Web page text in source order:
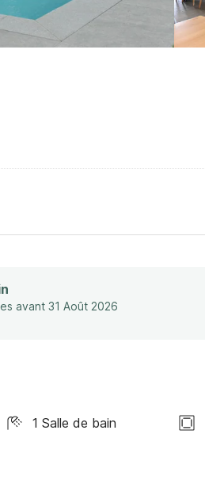
avant 31 Août 2026
1 Salle de bain